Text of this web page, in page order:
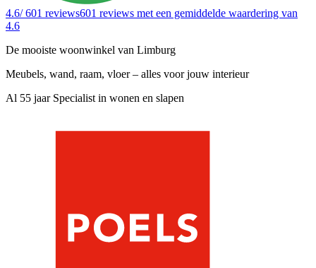
4.6/ 601 reviews601 reviews met een gemiddelde waardering van
4.6
De mooiste woonwinkel van Limburg
Meubels, wand, raam, vloer – alles voor jouw interieur
Al 55 jaar Specialist in wonen en slapen